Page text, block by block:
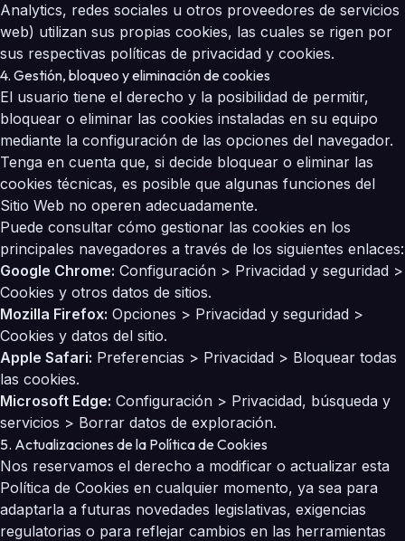
Analytics, redes sociales u otros proveedores de servicios
web) utilizan sus propias cookies, las cuales se rigen por
sus respectivas políticas de privacidad y cookies.
4. Gestión, bloqueo y eliminación de cookies
El usuario tiene el derecho y la posibilidad de permitir,
bloquear o eliminar las cookies instaladas en su equipo
mediante la configuración de las opciones del navegador.
Tenga en cuenta que, si decide bloquear o eliminar las
cookies técnicas, es posible que algunas funciones del
Sitio Web no operen adecuadamente.
Puede consultar cómo gestionar las cookies en los
principales navegadores a través de los siguientes enlaces:
Google Chrome: Configuración > Privacidad y seguridad >
Cookies y otros datos de sitios.
Mozilla Firefox: Opciones > Privacidad y seguridad >
Cookies y datos del sitio.
Apple Safari: Preferencias > Privacidad > Bloquear todas
las cookies.
Microsoft Edge: Configuración > Privacidad, búsqueda y
servicios > Borrar datos de exploración.
5. Actualizaciones de la Política de Cookies
Nos reservamos el derecho a modificar o actualizar esta
Política de Cookies en cualquier momento, ya sea para
adaptarla a futuras novedades legislativas, exigencias
regulatorias o para reflejar cambios en las herramientas